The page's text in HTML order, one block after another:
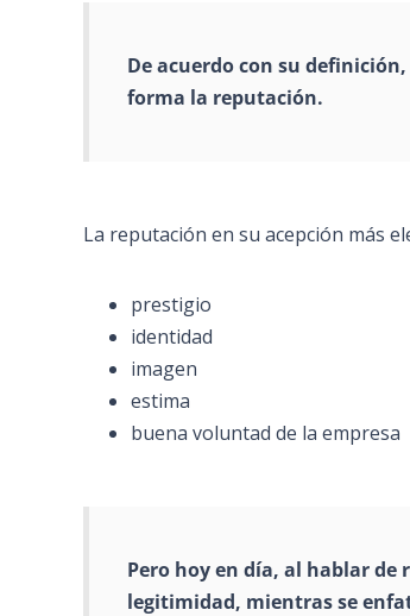
De acuerdo con su
forma la reputación.
La reputación en su acepción más
prestigio
identidad
imagen
estima
buena voluntad de la empresa
Pero hoy en día, al hablar
legitimidad, mientras se